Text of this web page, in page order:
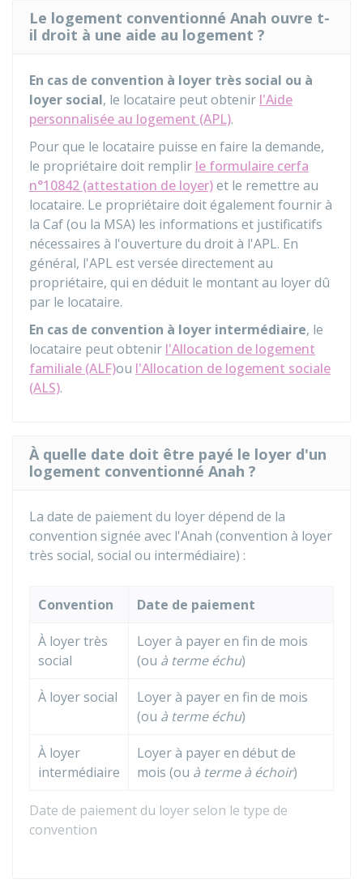
Le logement conventionné Anah ouvre t-
il droit à une aide au logement ?
En cas de convention à loyer très social ou à
loyer social, le locataire peut obtenir l'Aide
personnalisée au logement (APL).
Pour que le locataire puisse en faire la demande,
le propriétaire doit remplir le formulaire cerfa
n°10842 (attestation de loyer)et le remettre au
locataire. Le propriétaire doit également fournir à
la Caf(ou la MSA) les informations et justificatifs
nécessaires à l'ouverture du droit à l'APL. En
général, l'APL est versée directement au
propriétaire, qui en déduit le montant au loyer dû
par le locataire.
En cas de convention à loyer intermédiaire, le
locataire peut obtenir l'Allocation de logement
familiale (ALF)ou l'Allocation de logement sociale
(ALS).
À quelle date doit être payé le loyer d'un
logement conventionné Anah ?
La date de paiement du loyer dépend de la
convention signée avec l'Anah (convention à loyer
très social, social ou intermédiaire) :
Date de paiement du loyer selon le type de
convention
Convention Date de paiement
À loyer très
social
Loyer à payer en fin de mois
(ou à terme échu)
À loyer social
Loyer à payer en fin de mois
(ou à terme échu)
À loyer
intermédiaire
Loyer à payer en début de
mois (ou à terme à échoir)